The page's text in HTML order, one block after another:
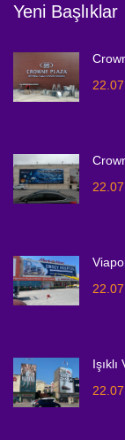
Yeni Başlıklar